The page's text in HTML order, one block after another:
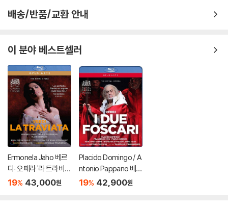
생할 수 있음을 알려드립니다.
디스크에 미세한 잔 흠집이 남아있거나 인쇄 면이 깨끗하지 않은 경우가
있으며, 상품의 불량이 아닙니다. 단, 재생에 이상이 있는 경우에는 불량으
로 인한 반품/교환이 가능합니다.
※ 교환/반품 안내
1) 불량으로 인한 교환/반품 요청 시에는 불량 확인을 위해 개봉 시의 동영
상을 요청할 수 있으며, 동영상이 없는 경우 교환/반품이 제한될 수 있습니
다.
관련 사진과 동영상 및 재생 기기 모델명을 첨부하여 첨부하여 고객센터에
문의 바랍니다.
2) 사양 오인지, 오 구매, 변심 사유로의 반품은 제품 개봉 전에만 운임비
부담 후 처리 가능합니다.
naxosvideos
배송/반품/교환 안내
이 분야 베스트셀러
Ermonela Jaho 베르
디: 오페라 '라 트라비아
타' (Verdi: La Traviat
19% 43,000원
Placido Domingo / A
ntonio Pappano 베르
디: 포스카리 가문의 두
19% 42,900원